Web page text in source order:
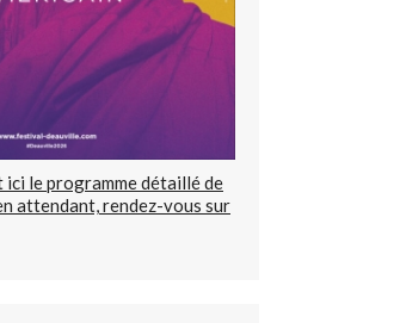
le programme détaillé de
attendant, rendez-vous sur